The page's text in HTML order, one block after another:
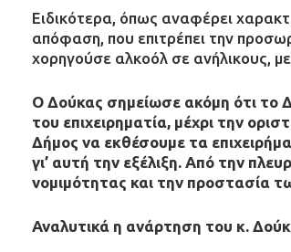
Ειδικότερα, όπως αναφέρει
απόφαση, που επιτρέπει την
χορηγούσε αλκοόλ σε ανήλικους,
Ο Δούκας σημείωσε ακόμη ότι το
του επιχειρηματία, μέχρι την
Δήμος να εκθέσουμε τα
γι’ αυτή την εξέλιξη. Από την
νομιμότητας και την προστασία
Αναλυτικά η ανάρτηση του κ.